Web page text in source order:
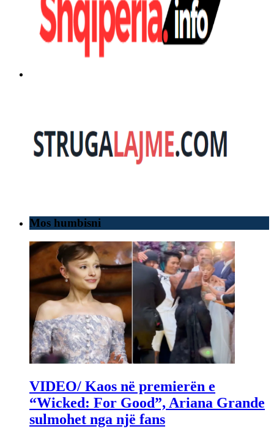
Mos humbisni
VIDEO/ Kaos në premierën e
“Wicked: For Good”, Ariana Grande
sulmohet nga një fans